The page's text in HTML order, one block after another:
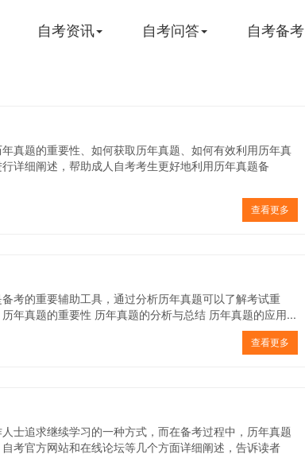
自考资讯 自考问答 自考备考
真题的重要性、如何获取历年真题、如何有效利用历年真
详细阐述，帮助成人自考考生更好地利用历年真题备
查看更多
考的重要辅助工具，通过分析历年真题可以了解考试重
年真题的重要性 历年真题的分析与总结 历年真题的应用...
查看更多
士追求继续学习的一种方式，而在备考过程中，历年真题
考官方网站和在线论坛等几个方面详细阐述，告诉读者